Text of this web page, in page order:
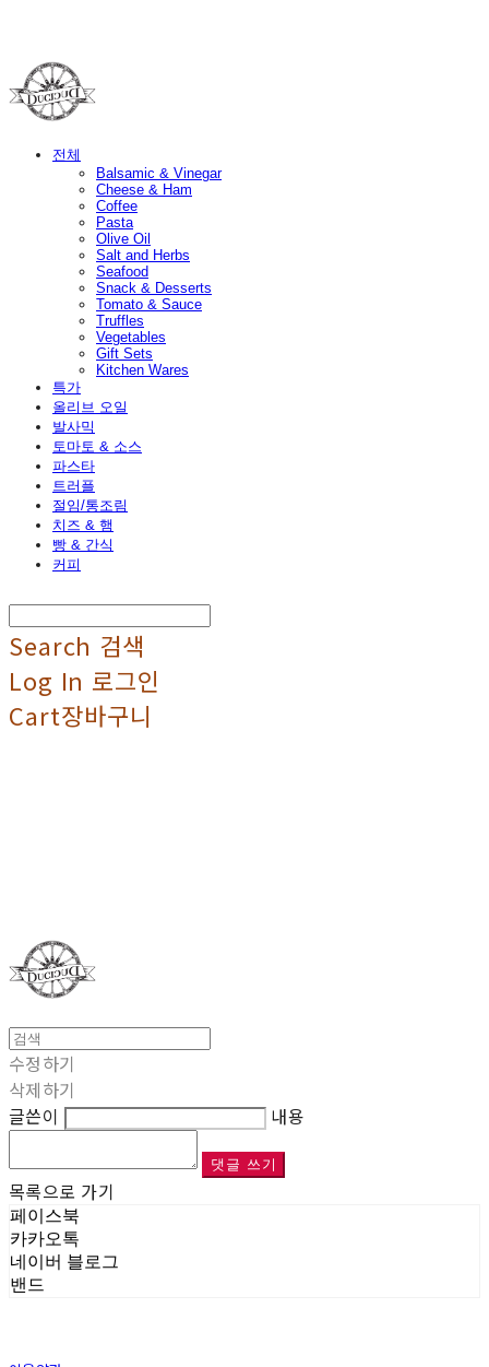
전체
Balsamic & Vinegar
Cheese & Ham
Coffee
Pasta
Olive Oil
Salt and Herbs
Seafood
Snack & Desserts
Tomato & Sauce
Truffles
Vegetables
Gift Sets
Kitchen Wares
특가
올리브 오일
발사믹
토마토 & 소스
파스타
트러플
절임/통조림
치즈 & 햄
빵 & 간식
커피
Search 검색
Log In 로그인
Cart장바구니
수정하기
삭제하기
글쓴이
내용
댓글 쓰기
목록으로 가기
페이스북
카카오톡
네이버 블로그
밴드